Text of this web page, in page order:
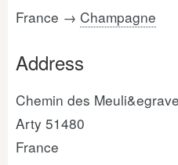
France → Champagne
Address
Chemin des
Arty 51480
France